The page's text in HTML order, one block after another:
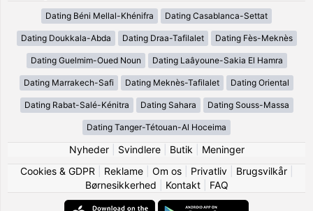
Dating Béni Mellal-Khénifra Dating Casablanca-Settat
Dating Doukkala-Abda Dating Draa-Tafilalet Dating Fès-Meknès
Dating Guelmim-Oued Noun Dating Laâyoune-Sakia El Hamra
Dating Marrakech-Safi Dating Meknès-Tafilalet Dating Oriental
Dating Rabat-Salé-Kénitra Dating Sahara Dating Souss-Massa
Dating Tanger-Tétouan-Al Hoceima
Nyheder| Svindlere| Butik
Meninger
Cookies & GDPR
Reklame| Om os| Privatliv| Brugsvilkår|
Børnesikkerhed
Kontakt| FAQ